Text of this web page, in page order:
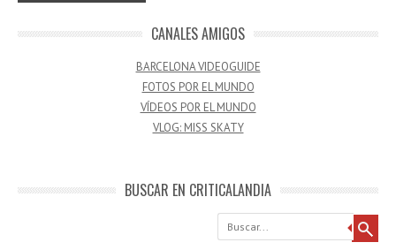
CANALES AMIGOS
BARCELONA VIDEOGUIDE
FOTOS POR EL MUNDO
VÍDEOS POR EL MUNDO
VLOG: MISS SKATY
BUSCAR EN CRITICALANDIA
Buscar